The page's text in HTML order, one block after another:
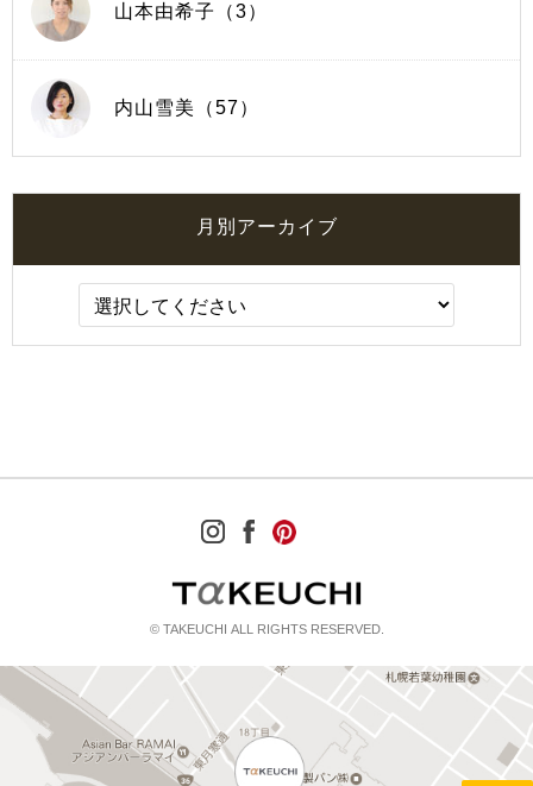
山本由希子（3）
内山雪美（57）
月別アーカイブ
© TAKEUCHI ALL RIGHTS RESERVED.